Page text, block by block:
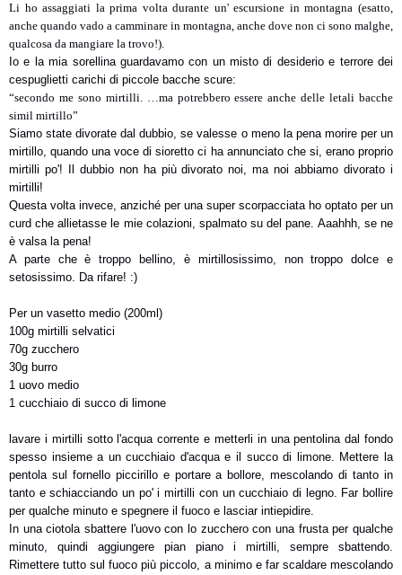
Li ho assaggiati la prima volta durante un' escursione in montagna (esatto,
anche quando vado a camminare in montagna, anche dove non ci sono malghe,
qualcosa da mangiare la trovo!).
Io e la mia sorellina guardavamo con un misto di desiderio e terrore dei
cespuglietti carichi di piccole bacche scure:
“secondo me sono mirtilli. …ma potrebbero essere anche delle letali bacche
simil mirtillo”
Siamo state divorate dal dubbio, se valesse o meno la pena morire per un
mirtillo, quando una voce di sioretto ci ha annunciato che si, erano proprio
mirtilli po'! Il dubbio non ha più divorato noi, ma noi abbiamo divorato i
mirtilli!
Questa volta invece, anziché per una super scorpacciata ho optato per un
curd che allietasse le mie colazioni, spalmato su del pane. Aaahhh, se ne
è valsa la pena!
A parte che è troppo bellino, è mirtillosissimo, non troppo dolce e
setosissimo. Da rifare! :)
Per un vasetto medio (200ml)
100g mirtilli selvatici
70g zucchero
30g burro
1 uovo medio
1 cucchiaio di succo di limone
lavare i mirtilli sotto l'acqua corrente e metterli in una pentolina dal fondo
spesso insieme a un cucchiaio d'acqua e il succo di limone. Mettere la
pentola sul fornello piccirillo e portare a bollore, mescolando di tanto in
tanto e schiacciando un po' i mirtilli con un cucchiaio di legno. Far bollire
per qualche minuto e spegnere il fuoco e lasciar intiepidire.
In una ciotola sbattere l'uovo con lo zucchero con una frusta per qualche
minuto, quindi aggiungere pian piano i mirtilli, sempre sbattendo.
Rimettere tutto sul fuoco più piccolo, a minimo e far scaldare mescolando